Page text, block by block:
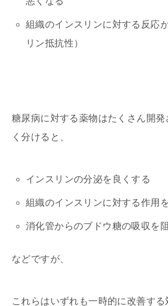
組織のインスリンに対する反応
リン抵抗性）
糖尿病に対する薬物はたくさん開発
く分けると、
インスリンの分泌を良くする
組織のインスリンに対する作用
消化管からのブドウ糖の吸収を
などですが、
これらはいずれも一時的に改善す